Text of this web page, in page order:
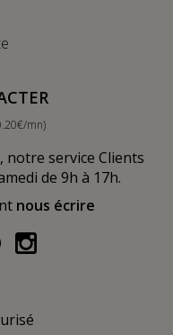
mn)
notre service Clients
de 9h à 17h.
nous écrire